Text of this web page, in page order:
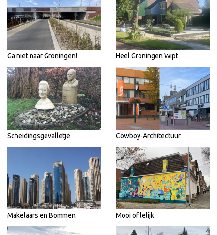
Ga niet naar Groningen! Heel Groningen Wipt
Scheidingsgevalletje Cowboy-Architectuur
Makelaars en Bommen Mooi of lelijk